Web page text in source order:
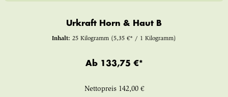
Urkraft Horn & Haut B
Inhalt: 25 Kilogramm (5,35 €* / 1 Kilogramm)
Ab 133,75 €*
Nettopreis 142,00 €